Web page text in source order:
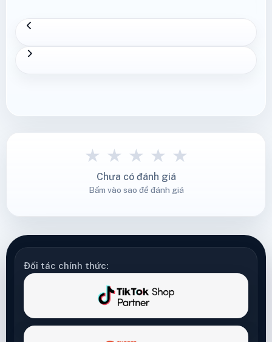
★ ★ ★ ★ ★
Chưa có đánh giá
Bấm vào sao để đánh giá
Đối tác chính thức: